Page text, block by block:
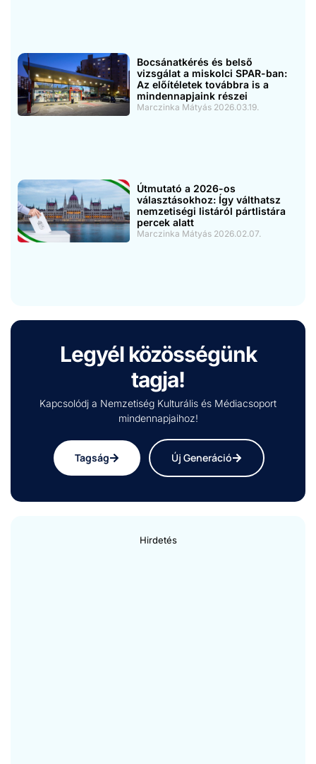
Bocsánatkérés és belső
vizsgálat a miskolci SPAR-ban:
Az előítéletek továbbra is a
mindennapjaink részei
Marczinka Mátyás 2026.03.19.
Útmutató a 2026-os
választásokhoz: Így válthatsz
nemzetiségi listáról pártlistára
percek alatt
Marczinka Mátyás 2026.02.07.
Legyél közösségünk
tagja!
Kapcsolódj a Nemzetiség Kulturális és Médiacsoport
mindennapjaihoz!
Tagság Új Generáció
Hirdetés